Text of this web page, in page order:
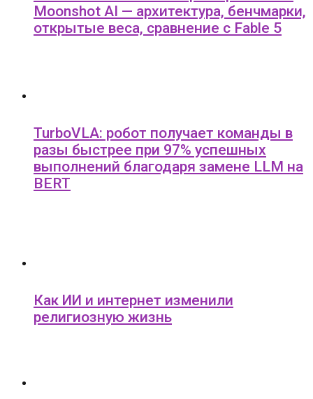
Moonshot AI — архитектура, бенчмарки,
открытые веса, сравнение с Fable 5
TurboVLA: робот получает команды в
разы быстрее при 97% успешных
выполнений благодаря замене LLM на
BERT
Как ИИ и интернет изменили
религиозную жизнь